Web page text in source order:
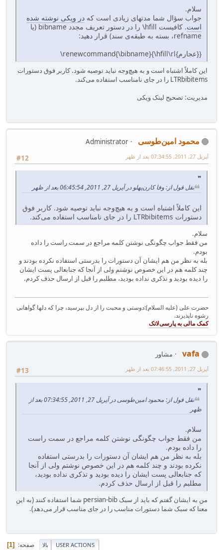
سلام.
جواب سؤال شما مدتهای زیادی است که در ویکی نوشته شده
است
. کافیست hfill\ را در دستور تعریف مجدد bibname (یا
refname، بسته به طبقه‌ی سند) قرار دهید:
\renewcommand{\bibname}{\hfill\rl{مراجع}}
این کاملاً اشتباه است و به هیچ‌وجه نباید توصیه شود. کاربر فوق دستورات
LTRbibitems را در جای نامناسب استفاده می‌کند.
مدیریت: تصحیح لینک ویکی
محمود امین‌طوسی
Administrator
#12
آپریل 27, 2011, 07:34:55 بعد از ظهر
نقل قول از: وفا کارن‌پهلو در آپریل 27, 2011, 06:45:54 بعد از ظهر
این کاملاً اشتباه است و به هیچ‌وجه نباید توصیه شود. کاربر فوق
دستورات LTRbibitems را در جای نامناسب استفاده می‌کند.
سلام.
من فقط جواب چگونگی نوشتن کلمه مراجع در سمت راست را داده
بودم.
بله به نظر من هم ایشان آن دستورات را بدرستی استفاده نکرده بودند و
چند کلمه هم در این خصوص نوشتم ولی از آنجا که جنابعالی پست ایشان
را دیده بودید و تذکری نداده بودید، مطلبم را قبل از ارسال حذف کردم.
حضرت علی (علیه السلام):دوستی و محبت را از دل بپرسید، چرا که دلها گواهانی
رشوه ناپذیرند.
vafa
مشاور
#13
آپریل 27, 2011, 07:46:55 بعد از ظهر
نقل قول از: محمود امین‌طوسی در آپریل 27, 2011, 07:34:55 بعد از
ظهر
سلام.
من فقط جواب چگونگی نوشتن کلمه مراجع در سمت راست
را داده بودم.
بله به نظر من هم ایشان آن دستورات را بدرستی استفاده
نکرده بودند و چند کلمه هم در این خصوص نوشتم ولی از آنجا
که جنابعالی پست ایشان را دیده بودید و تذکری نداده بودید،
مطلبم را قبل از ارسال حذف کردم.
من به ایشان گفتم که باید از سبک persian-bib شما استفاده کنند (به این
معنا که سبک شما دستورات مناسب را در جای مناسب قرار می‌دهد).
بالا صفحه 1 USER ACTIONS